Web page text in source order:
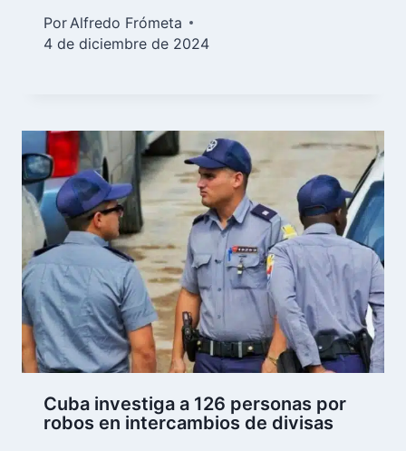
Por Alfredo Frómeta
4 de diciembre de 2024
Cuba investiga a 126 personas por
robos en intercambios de divisas